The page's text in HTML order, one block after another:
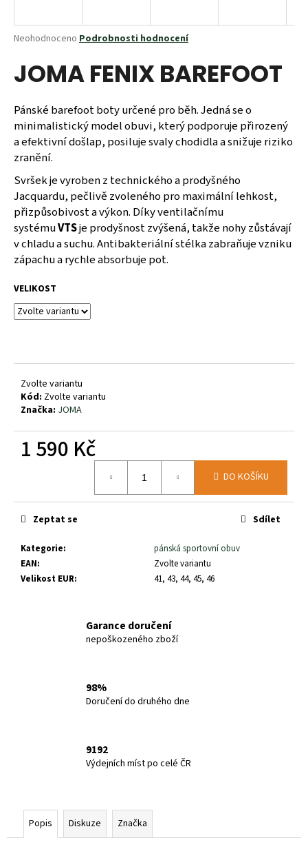
Průměrné
produktu
je
z
5
hvězdiček.
Neohodnoceno Podrobnosti hodnocení
JOMA FENIX BAREFOOT
Pánské barefoot boty určené pro běh. Jedná se o
minimalistický model obuvi, který podporuje přirozený
a efektivní došlap, posiluje svaly chodidla a snižuje riziko
zranění.
Svršek je vyroben z technického a prodyšného
Jacquardu, pečlivě zvoleného pro maximální lehkost,
přizpůsobivost a výkon. Díky ventilačnímu
systémuVTSje prodyšnost zvýšená, takže nohy zůstávají
v chladu a suchu. Antibakteriální stélka zabraňuje vzniku
zápachu a rychle absorbuje pot.
VELIKOST
Zvolte variantu
Kód: Zvolte variantu
Značka: JOMA
1 590 Kč
DO KOŠÍKU
Kategorie:
pánská sportovní obuv
EAN:
Zvolte variantu
Velikost EUR: 41, 43, 44, 45, 46
Zeptat se Sdílet
Garance doručení
nepoškozeného zboží
98%
Doručení do druhého dne
9192
Výdejních míst po celé ČR
Popis Diskuze Značka
j
t
?
D
o
p
o
r
u
č
u
e
PONOŽKY